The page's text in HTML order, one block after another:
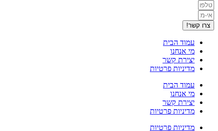
צרו קשר!
עמוד הבית
מי אנחנו
יצירת קשר
מדיניות פרטיות
עמוד הבית
מי אנחנו
יצירת קשר
מדיניות פרטיות
מדיניות פרטיות